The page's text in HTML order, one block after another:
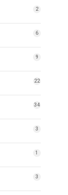
2
6
9
22
34
3
1
3